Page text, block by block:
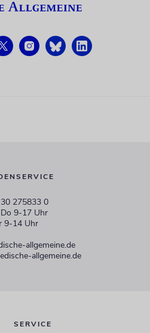
275833 0
9-17 Uhr
9-14 Uhr
allgemeine.de
allgemeine.de
SERVICE